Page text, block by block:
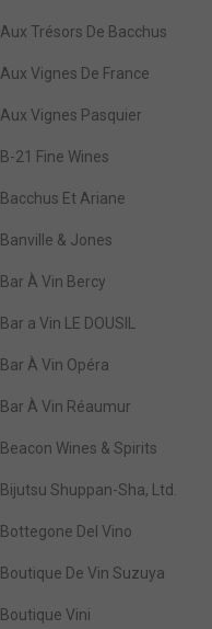
Aux Trésors De Bacchus
Aux Vignes De France
Aux Vignes Pasquier
B-21 Fine Wines
Bacchus Et Ariane
Banville & Jones
Bar À Vin Bercy
Bar a Vin LE DOUSIL
Bar À Vin Opéra
Bar À Vin Réaumur
Beacon Wines & Spirits
Bijutsu Shuppan-Sha, Ltd.
Bottegone Del Vino
Boutique De Vin Suzuya
Boutique Vini